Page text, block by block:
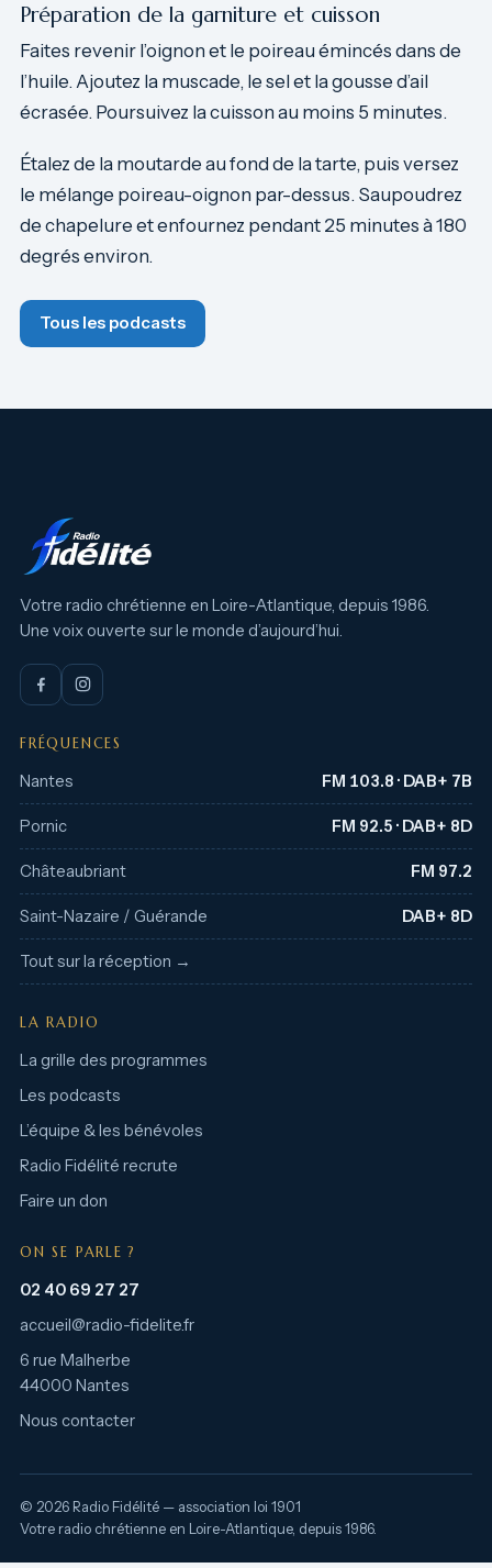
Préparation de la garniture et cuisson
Faites revenir l’oignon et le poireau émincés dans de
l’huile. Ajoutez la muscade, le sel et la gousse d’ail
écrasée. Poursuivez la cuisson au moins 5 minutes.
Étalez de la moutarde au fond de la tarte, puis versez
le mélange poireau-oignon par-dessus. Saupoudrez
de chapelure et enfournez pendant 25 minutes à 180
degrés environ.
Tous les podcasts
Votre radio chrétienne en Loire-Atlantique, depuis 1986.
Une voix ouverte sur le monde d’aujourd’hui.
FRÉQUENCES
Nantes FM 103.8 · DAB+ 7B
Pornic FM 92.5 · DAB+ 8D
Châteaubriant FM 97.2
Saint-Nazaire / Guérande DAB+ 8D
Tout sur la réception →
LA RADIO
La grille des programmes
Les podcasts
L’équipe & les bénévoles
Radio Fidélité recrute
Faire un don
ON SE PARLE ?
02 40 69 27 27
accueil@radio-fidelite.fr
6 rue Malherbe
44000 Nantes
Nous contacter
© 2026 Radio Fidélité — association loi 1901
Votre radio chrétienne en Loire-Atlantique, depuis 1986.